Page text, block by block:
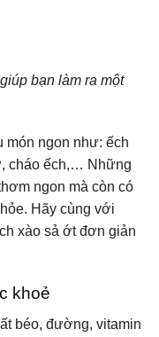
bạn làm ra một
món ngon như: ếch
cháo ếch,… Những
ngon mà còn có
Hãy cùng với
xào sả ớt đơn giản
khoẻ
béo, đường, vitamin